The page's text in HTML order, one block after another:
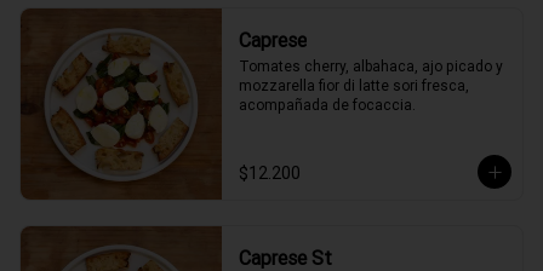
Caprese
Tomates cherry, albahaca, ajo picado y
mozzarella fior di latte sori fresca,
acompañada de focaccia.
$12.200
Caprese St